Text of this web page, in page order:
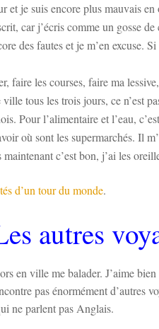
et je suis encore plus mauvais
car j’écris comme un gosse
des fautes et je m’en excuse.
faire les courses, faire ma
tous les trois jours, ce n’est
Pour l’alimentaire et l’eau,
où sont les supermarchés. Il
c’est bon, j’ai les
d’un tour du monde.
autres
en ville me balader. J’aime
pas énormément d’autres
ne parlent pas Anglais.